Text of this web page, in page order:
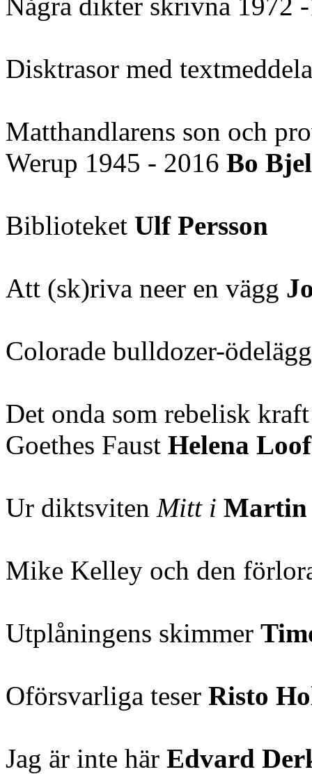
Disktrasor med
Matthandlarens son och
Werup 1945 - 2016 Bo
Biblioteket Ulf Persson
Att (sk)riva neer en vägg
Colorade bulldozer-
Det onda som rebelisk
Goethes Faust Helena
Ur diktsviten Mitt i Martin
Mike Kelley och den
Utplåningens skimmer
Oförsvarliga teser Risto
Jag är inte här Edvard